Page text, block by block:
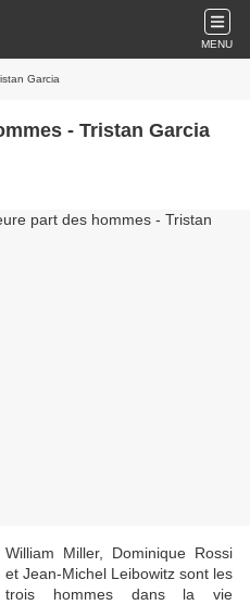
MENU
Garcia
- Tristan Garcia
William Miller, Dominique Rossi
et Jean-Michel Leibowitz sont les
trois hommes dans la vie